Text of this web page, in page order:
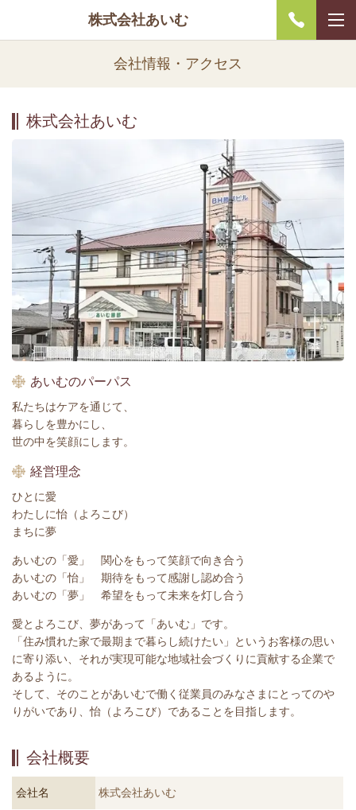
株式会社あいむ
会社情報・アクセス
株式会社あいむ
あいむのパーパス
私たちはケアを通じて、
暮らしを豊かにし、
世の中を笑顔にします。
経営理念
ひとに愛
わたしに怡（よろこび）
まちに夢
あいむの「愛」 関心をもって笑顔で向き合う
あいむの「怡」 期待をもって感謝し認め合う
あいむの「夢」 希望をもって未来を灯し合う
愛とよろこび、夢があって「あいむ」です。
「住み慣れた家で最期まで暮らし続けたい」というお客様の思い
に寄り添い、それが実現可能な地域社会づくりに貢献する企業で
あるように。
そして、そのことがあいむで働く従業員のみなさまにとってのや
りがいであり、怡（よろこび）であることを目指します。
会社概要
会社名 株式会社あいむ